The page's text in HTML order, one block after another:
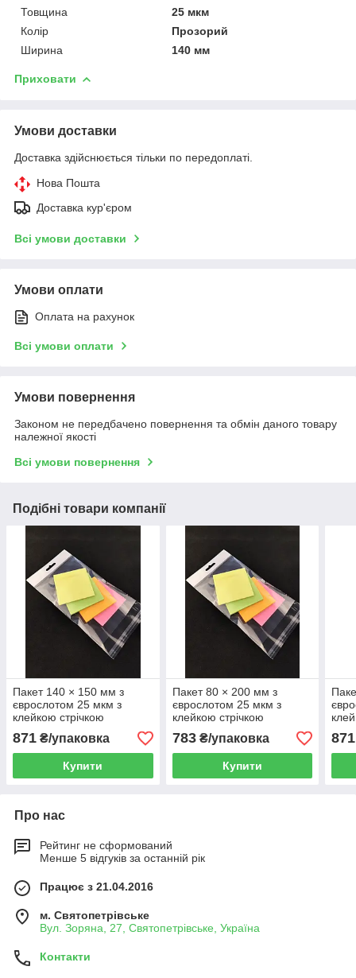
Товщина
25 мкм
Колір
Прозорий
Ширина
140 мм
Приховати
Умови доставки
Доставка здійснюється тільки по передоплаті.
Нова Пошта
Доставка кур'єром
Всі умови доставки
Умови оплати
Оплата на рахунок
Всі умови оплати
Умови повернення
Законом не передбачено повернення та обмін даного товару
належної якості
Всі умови повернення
Подібні товари компанії
Пакет 140 × 150 мм з
єврослотом 25 мкм з
клейкою стрічкою
поліпропіленовий БОПП
1000 шт
871 ₴/упаковка
Купити
Пакет 80 × 200 мм з
єврослотом 25 мкм з
клейкою стрічкою
поліпропіленовий БОПП
1000 шт
783₴/упаковка
Купити
871
Про нас
Рейтинг не сформований
Менше 5 відгуків за останній рік
Працює з 21.04.2016
м. Святопетрівське
Вул. Зоряна, 27, Святопетрівське, Україна
Контакти